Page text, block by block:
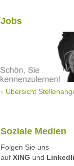
Jobs
Übersicht
Soziale Medien
Folgen Sie uns
auf XING und